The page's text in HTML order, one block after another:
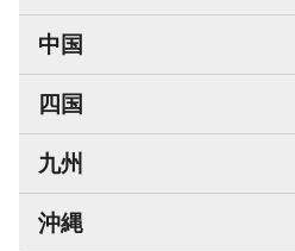
中国
四国
九州
沖縄